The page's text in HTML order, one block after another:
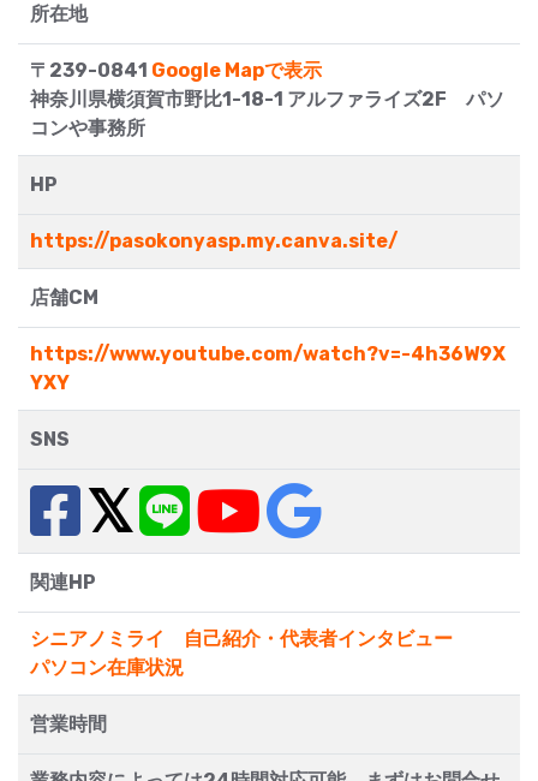
所在地
〒239-0841 Google Mapで表示
神奈川県横須賀市野比1-18-1 アルファライズ2F パソ
コンや事務所
HP
https://pasokonyasp.my.canva.site/
店舗CM
https://www.youtube.com/watch?v=-4h36W9X
YXY
SNS
関連HP
シニアノミライ 自己紹介・代表者インタビュー
パソコン在庫状況
営業時間